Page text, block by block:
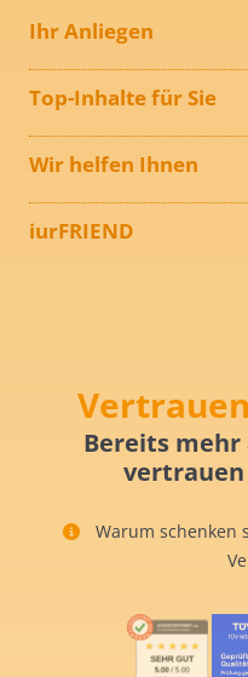
Ihr Anliegen
Top-Inhalte für Sie
Wir helfen Ihnen
iurFRIEND
Vertrauen
Bereits mehr
vertrauen
Warum schenken